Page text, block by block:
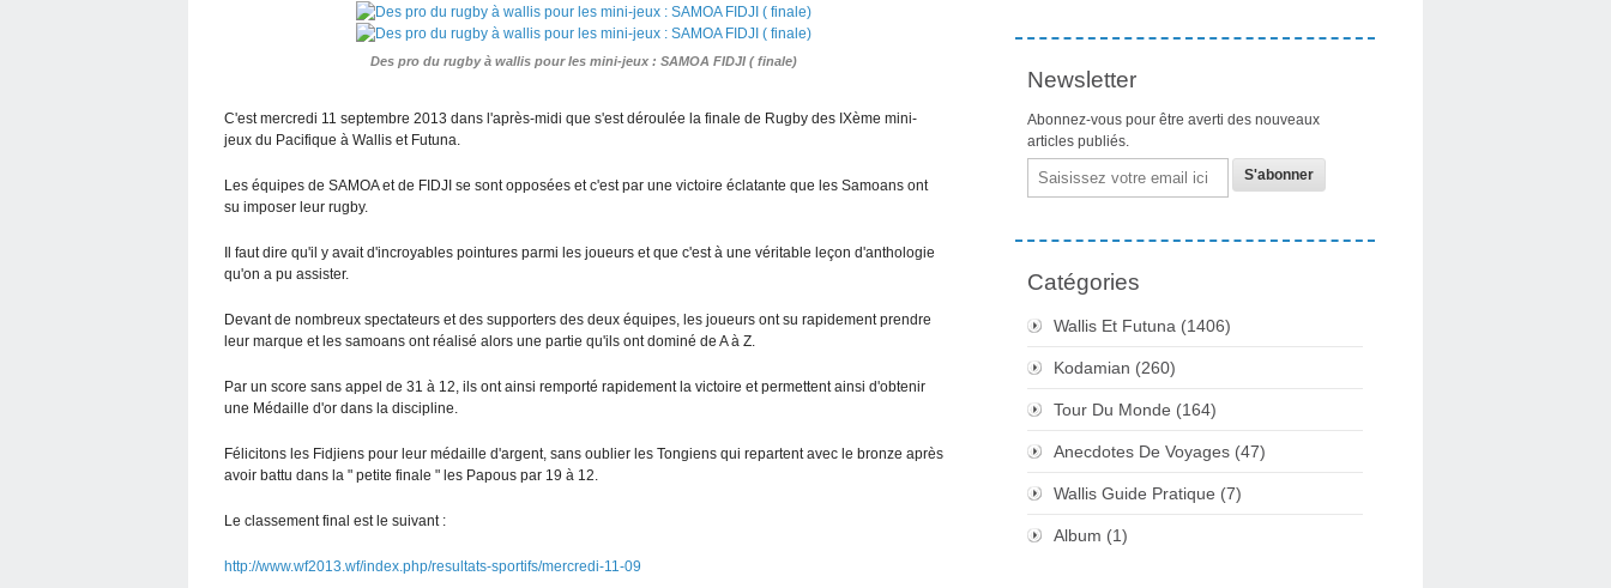
Des pro du rugby à wallis pour les mini-jeux : SAMOA FIDJI ( finale)
C'est mercredi 11 septembre 2013 dans l'après-midi que s'est déroulée la finale de Rugby des IXème mini-
jeux du Pacifique à Wallis et Futuna.
Les équipes de SAMOA et de FIDJI se sont opposées et c'est par une victoire éclatante que les Samoans ont
su imposer leur rugby.
Il faut dire qu'il y avait d'incroyables pointures parmi les joueurs et que c'est à une véritable leçon d'anthologie
qu'on a pu assister.
Devant de nombreux spectateurs et des supporters des deux équipes, les joueurs ont su rapidement prendre
leur marque et les samoans ont réalisé alors une partie qu'ils ont dominé de A à Z.
Par un score sans appel de 31 à 12, ils ont ainsi remporté rapidement la victoire et permettent ainsi d'obtenir
une Médaille d'or dans la discipline.
Félicitons les Fidjiens pour leur médaille d'argent, sans oublier les Tongiens qui repartent avec le bronze après
avoir battu dans la " petite finale " les Papous par 19 à 12.
Le classement final est le suivant :
http://www.wf2013.wf/index.php/resultats-sportifs/mercredi-11-09
Newsletter
Abonnez-vous pour être averti des nouveaux
articles publiés.
Email
Catégories
Wallis Et Futuna (1406)
Kodamian (260)
Tour Du Monde (164)
Anecdotes De Voyages (47)
Wallis Guide Pratique (7)
Album (1)